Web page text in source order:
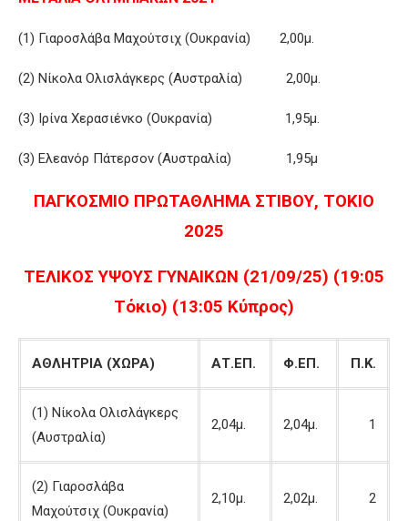
(1) Γιαροσλάβα Μαχούτσιχ (Ουκρανία) 2,00μ.
(2) Νίκολα Ολισλάγκερς (Αυστραλία) 2,00μ.
(3) Ιρίνα Χερασιένκο (Ουκρανία) 1,95μ.
(3) Ελεανόρ Πάτερσον (Αυστραλία) 1,95μ
ΠΑΓΚΟΣΜΙΟ ΠΡΩΤΑΘΛΗΜΑ ΣΤΙΒΟΥ, ΤΟΚΙΟ
2025
ΤΕΛΙΚΟΣ ΥΨΟΥΣ ΓΥΝΑΙΚΩΝ (21/09/25) (19:05
Τόκιο) (13:05 Κύπρος)
ΑΘΛΗΤΡΙΑ (ΧΩΡΑ) ΑΤ.ΕΠ. Φ.ΕΠ. Π.Κ.
(1) Νίκολα Ολισλάγκερς
(Αυστραλία)
2,04μ. 2,04μ. 1
(2) Γιαροσλάβα
Μαχούτσιχ (Ουκρανία)
2,10μ. 2,02μ. 2